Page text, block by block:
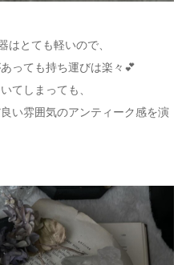
はとても軽いので、
っても持ち運びは楽々💕
てしまっても、
い雰囲気のアンティーク感を演